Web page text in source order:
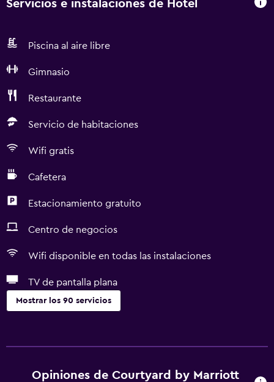
Servicios e instalaciones de Hotel
Piscina al aire libre
Gimnasio
Restaurante
Servicio de habitaciones
Wifi gratis
Cafetera
Estacionamiento gratuito
Centro de negocios
Wifi disponible en todas las instalaciones
TV de pantalla plana
Mostrar los 90 servicios
Habitaciones para no fumadores disponibles
Mascotas permitidas bajo consulta (pueden aplicar cargos
Opiniones de Courtyard by Marriott